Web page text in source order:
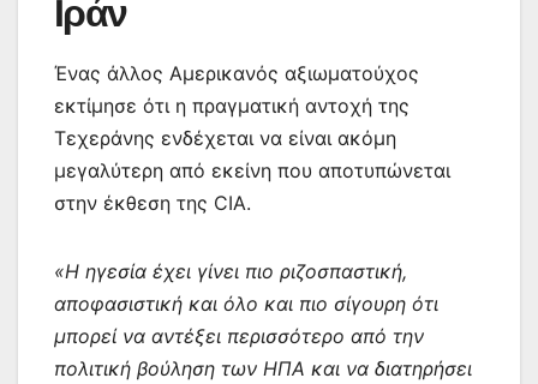
Ιράν
Ένας άλλος Αμερικανός αξιωματούχος
εκτίμησε ότι η πραγματική αντοχή της
Τεχεράνης ενδέχεται να είναι ακόμη
μεγαλύτερη από εκείνη που αποτυπώνεται
στην έκθεση της CIA.
«Η ηγεσία έχει γίνει πιο ριζοσπαστική,
αποφασιστική και όλο και πιο σίγουρη ότι
μπορεί να αντέξει περισσότερο από την
πολιτική βούληση των ΗΠΑ και να διατηρήσει